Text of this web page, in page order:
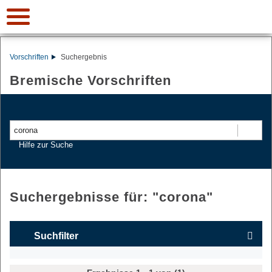
Vorschriften Suchergebnis
Bremische Vorschriften
Hilfe zur Suche
Suchergebnisse für: "corona"
Suchfilter